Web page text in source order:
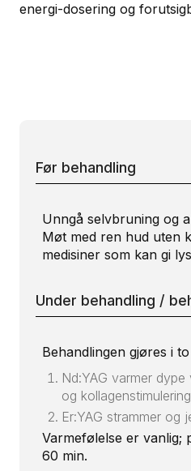
energi-dosering og
Før behandling
Unngå selvbruning og
Møt med ren hud uten
medisiner som kan gi
Under behandling /
Behandlingen gjøres i
Nd:YAG varmer
og
Er:YAG strammer og
Varmefølelse er vanlig;
60 min.